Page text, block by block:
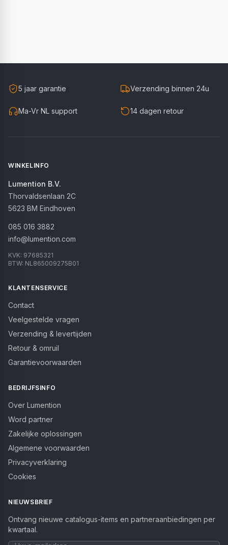
5 jaar garantie Verzending binnen 24u
Ma-Vr NL support 14 dagen retour
WINKELINFO
Lumention B.V.
Thorvaldsenlaan 2C
5623 BM Eindhoven
085 016 3882
info@lumention.com
KVK: 97685321
BTW: NL865009275B01
KLANTENSERVICE
Contact
Veelgestelde vragen
Verzending & levertijden
Retour & omruil
Garantievoorwaarden
BEDRIJFSINFO
Over Lumention
Word partner
Zakelijke oplossingen
Algemene voorwaarden
Privacyverklaring
Cookies
NIEUWSBRIEF
Ontvang nieuwe catalogus-items en partneraanbiedingen per
kwartaal.